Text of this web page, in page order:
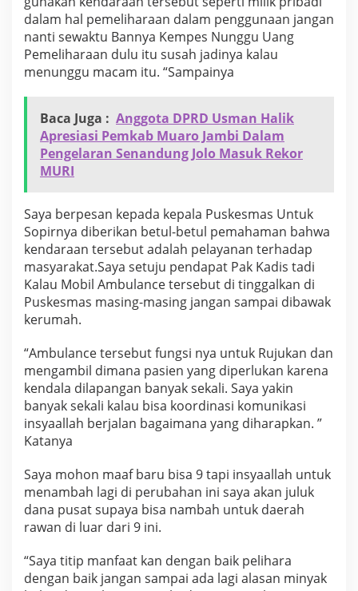
J
a
m
b
i
dalam hal pemeliharaan dalam penggunaan jangan
nanti sewaktu Bannya Kempes Nunggu Uang
Pemeliharaan dulu itu susah jadinya kalau
menunggu macam itu. “Sampainya
Baca Juga : Anggota DPRD Usman Halik
Apresiasi Pemkab Muaro Jambi Dalam
Pengelaran Senandung Jolo Masuk Rekor
MURI
Saya berpesan kepada kepala Puskesmas Untuk
Sopirnya diberikan betul-betul pemahaman bahwa
kendaraan tersebut adalah pelayanan terhadap
masyarakat.Saya setuju pendapat Pak Kadis tadi
Kalau Mobil Ambulance tersebut di tinggalkan di
Puskesmas masing-masing jangan sampai dibawak
kerumah.
“Ambulance tersebut fungsi nya untuk Rujukan dan
mengambil dimana pasien yang diperlukan karena
kendala dilapangan banyak sekali. Saya yakin
banyak sekali kalau bisa koordinasi komunikasi
insyaallah berjalan bagaimana yang diharapkan. ”
Katanya
Saya mohon maaf baru bisa 9 tapi insyaallah untuk
menambah lagi di perubahan ini saya akan juluk
dana pusat supaya bisa nambah untuk daerah
rawan di luar dari 9 ini.
“Saya titip manfaat kan dengan baik pelihara
dengan baik jangan sampai ada lagi alasan minyak